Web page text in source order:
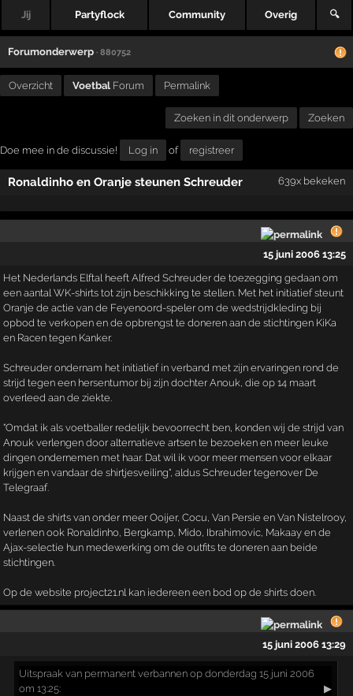
Jij Partyflock Community Overig 🔍
Forumonderwerp · 880752
Overzicht Voetbal Forum Permalink
Zoeken in dit onderwerp Zoeken
Doe mee in de discussie! Log in of registreer
Ronaldinho en Oranje steunen Schreuder 639x bekeken
15 juni 2006 13:25
Het Nederlands Elftal heeft Alfred Schreuder de toezegging gedaan om
een aantal WK-shirts tot zijn beschikking te stellen. Met het initiatief steunt
Oranje de actie van de Feyenoord-speler om de wedstrijdkleding bij
opbod te verkopen en de opbrengst te doneren aan de stichtingen KiKa
en Racen tegen Kanker.
Schreuder ondernam het initiatief in verband met zijn ervaringen rond de
strijd tegen een hersentumor bij zijn dochter Anouk, die op 14 maart
overleed aan de ziekte.
"Omdat ik als voetballer redelijk bevoorrecht ben, konden wij de strijd van
Anouk verlengen door alternatieve artsen te bezoeken en meer leuke
dingen ondernemen met haar. Dat wil ik voor meer mensen voor elkaar
krijgen en vandaar de shirtjesveiling", aldus Schreuder tegenover De
Telegraaf.
Naast de shirts van onder meer Ooijer, Cocu, Van Persie en Van Nistelrooy,
verlenen ook Ronaldinho, Bergkamp, Mido, Ibrahimovic, Makaay en de
Ajax-selectie hun medewerking om de outfits te doneren aan beide
stichtingen.
Op de website project21.nl kan iedereen een bod op de shirts doen.
15 juni 2006 13:29
Uitspraak van permanent verbannen op donderdag 15 juni 2006
om 13:25:
▶